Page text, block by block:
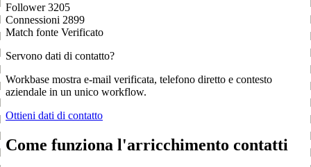
Follower 3205
Connessioni 2899
Match fonte Verificato
Servono dati di contatto?
Workbase mostra e-mail verificata, telefono diretto e contesto
aziendale in un unico workflow.
Ottieni dati di contatto
Come funziona l'arricchimento contatti